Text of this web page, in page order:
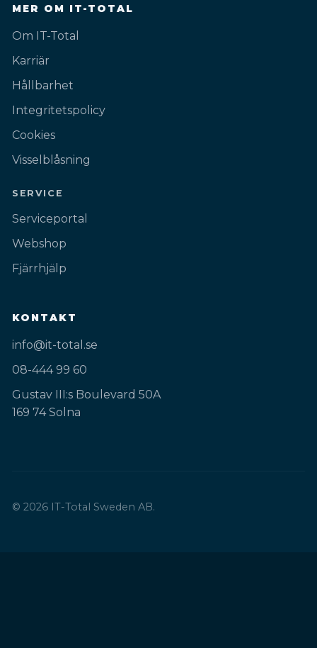
MER OM IT-TOTAL
Om IT-Total
Karriär
Hållbarhet
Integritetspolicy
Cookies
Visselblåsning
SERVICE
Serviceportal
Webshop
Fjärrhjälp
KONTAKT
info@it-total.se
08-444 99 60
Gustav III:s Boulevard 50A
169 74 Solna
© 2026 IT-Total Sweden AB.